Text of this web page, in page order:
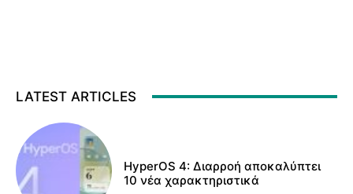
LATEST ARTICLES
HyperOS 4: Διαρροή αποκαλύπτει
10 νέα χαρακτηριστικά